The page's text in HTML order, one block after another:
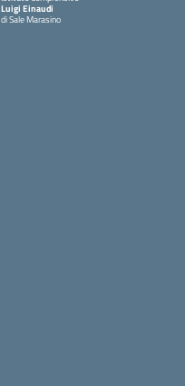
Luigi Einaudi
di Sale Marasino